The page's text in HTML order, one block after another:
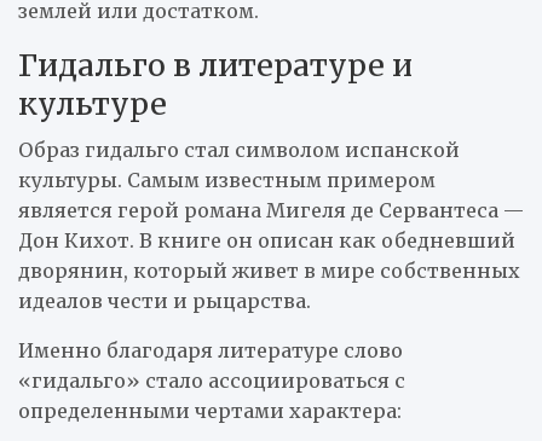
землей или достатком.
Гидальго в литературе и
культуре
Образ гидальго стал символом испанской
культуры. Самым известным примером
является герой романа Мигеля де Сервантеса —
Дон Кихот. В книге он описан как обедневший
дворянин, который живет в мире собственных
идеалов чести и рыцарства.
Именно благодаря литературе слово
«гидальго» стало ассоциироваться с
определенными чертами характера: